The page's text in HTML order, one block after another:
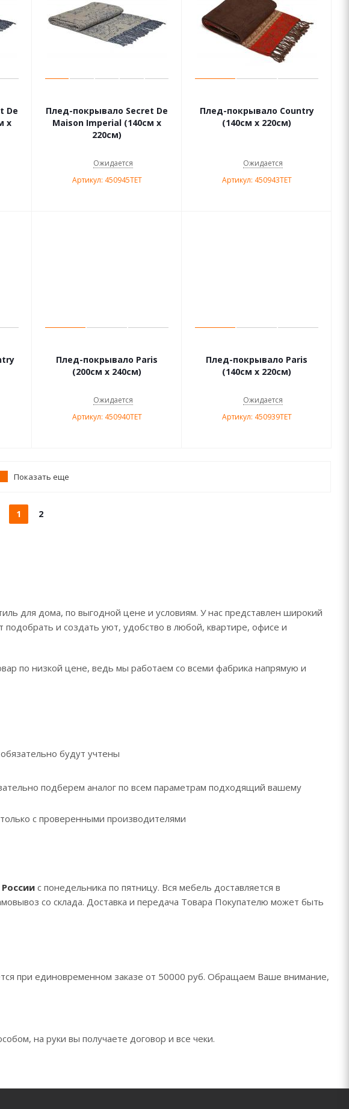
De
х
Плед-покрывало Secret De
Maison Imperial (140см х
220см)
Ожидается
Артикул: 450945TET
Плед-покрывало Country
(140см х 220см)
Ожидается
Артикул: 450943TET
Плед-покрывало Paris
(200см х 240см)
Ожидается
Артикул: 450940TET
Плед-покрывало Paris
(140см х 220см)
Ожидается
Артикул: 450939TET
Показать еще
1 2
для дома, по выгодной цене и условиям. У нас представлен широкий
и создать уют, удобство в любой, квартире, офисе и
по низкой цене, ведь мы работаем со всеми фабрика напрямую и
будут учтены
подберем аналог по всем параметрам подходящий вашему
с проверенными производителями
с понедельника по пятницу. Вся мебель доставляется в
со склада. Доставка и передача Товара Покупателю может быть
при единовременном заказе от 50000 руб. Обращаем Ваше внимание,
на руки вы получаете договор и все чеки.